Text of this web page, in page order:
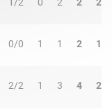
0/0 1 1 2 1
2/2 1 3 4 2